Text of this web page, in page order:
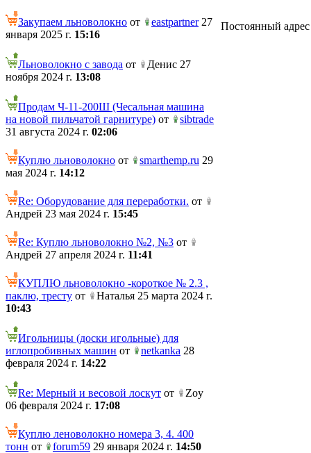
Закупаем льноволокно от eastpartner27
января 2025 г. 15:16
Льноволокно с завода от
Денис 27
ноября 2024 г. 13:08
Продам Ч-11-200Ш (Чесальная машина
на новой пильчатой гарнитуре) от
sibtrade
31 августа 2024 г. 02:06
Куплю льноволокно от smarthemp.ru 29
мая 2024 г. 14:12
Re: Оборудование для переработки. от
Андрей 23 мая 2024 г. 15:45
Re: Куплю льноволокно №2, №3 от
Андрей 27 апреля 2024 г. 11:41
КУПЛЮ льноволокно -короткое № 2.3 ,
паклю, тресту от
Наталья 25 марта 2024 г.
10:43
Игольницы (доски игольные) для
иглопробивных машин от netkanka 28
февраля 2024 г. 14:22
Re: Мерный и весовой лоскут от
Zoy
06 февраля 2024 г. 17:08
Куплю леноволокно номера 3, 4. 400
тонн от forum59 29 января 2024 г. 14:50
Постоянный